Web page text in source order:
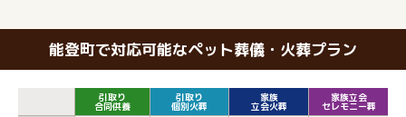
能登町で対応可能なペット葬儀・火葬プラン
引取り
合同供養
引取り
個別火葬
家族
立会火葬
家族立会
セレモニー葬